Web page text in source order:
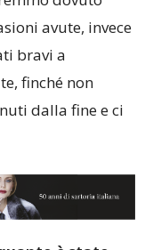
dovuto
avute, invece
finché non
dalla fine e ci